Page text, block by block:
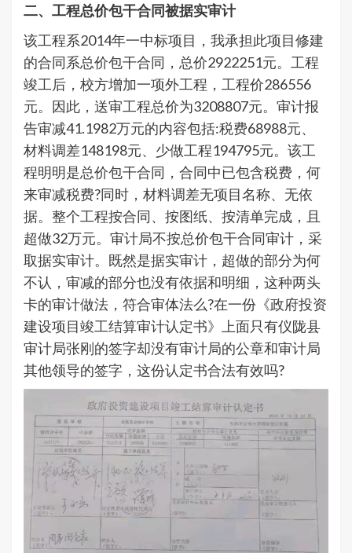
二、工程总价包干合同被据实审计
该工程系2014年一中标项目，我承担此项目修建
的合同系总价包干合同，总价2922251元。工程
竣工后，校方增加一项外工程，工程价286556
元。因此，送审工程总价为3208807元。审计报
告审减41.1982万元的内容包括:税费68988元、
材料调差148198元、少做工程194795元。该工
程明明是总价包干合同，合同中已包含税费，何
来审减税费?同时，材料调差无项目名称、无依
据。整个工程按合同、按图纸、按清单完成，且
超做32万元。审计局不按总价包干合同审计，采
取据实审计。既然是据实审计，超做的部分为何
不认，审减的部分也没有依据和明细，这种两头
卡的审计做法，符合审体法么?在一份《政府投资
建设项目竣工结算审计认定书》上面只有仪陇县
审计局张刚的签字却没有审计局的公章和审计局
其他领导的签字，这份认定书合法有效吗?